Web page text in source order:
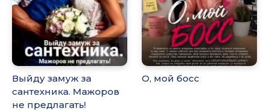
Выйду замуж за
сантехника. Мажоров
не предлагать!
О, мой босс